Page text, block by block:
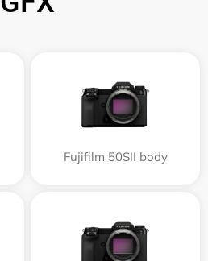
Fujifilm 50SII body